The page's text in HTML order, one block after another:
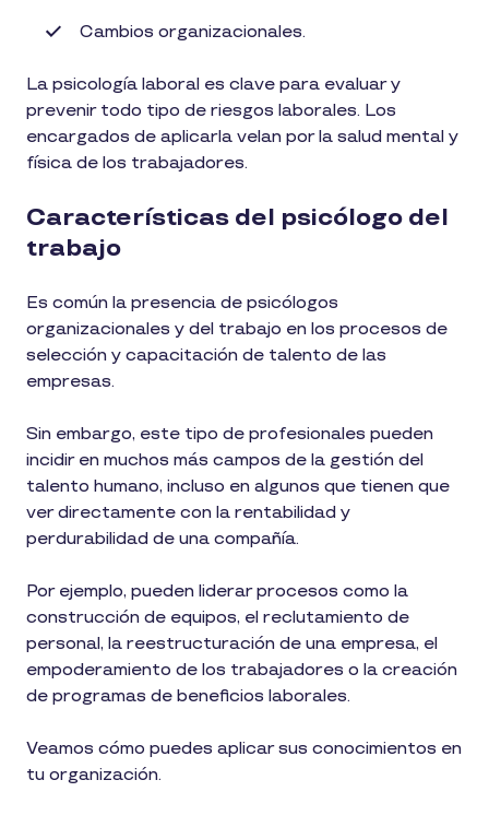
Cambios organizacionales.
La psicología laboral es clave para evaluar y
prevenir todo tipo de riesgos laborales. Los
encargados de aplicarla velan por la salud mental y
física de los trabajadores.
Características del psicólogo del
trabajo
Es común la presencia de psicólogos
organizacionales y del trabajo en los procesos de
selección y capacitación de talento de las
empresas.
Sin embargo, este tipo de profesionales pueden
incidir en muchos más campos de la gestión del
talento humano, incluso en algunos que tienen que
ver directamente con la rentabilidad y
perdurabilidad de una compañía.
Por ejemplo, pueden liderar procesos como la
construcción de equipos, el reclutamiento de
personal, la reestructuración de una empresa, el
empoderamiento de los trabajadores o la creación
de programas de beneficios laborales.
Veamos cómo puedes aplicar sus conocimientos en
tu organización.